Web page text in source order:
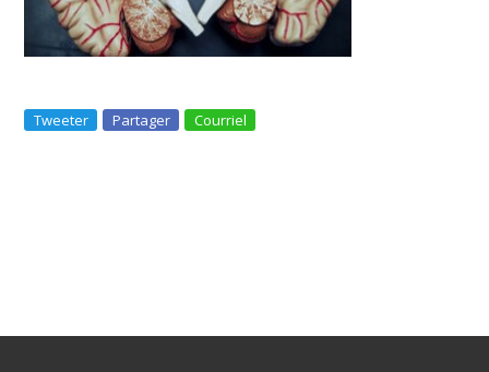
Tweeter Partager Courriel